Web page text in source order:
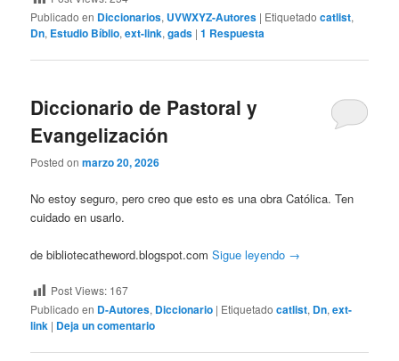
Publicado en Diccionarios, UVWXYZ-Autores | Etiquetado catlist,
Dn, Estudio Bíblio,ext-link,gads |1 Respuesta
Diccionario de Pastoral y
Evangelización
Posted onmarzo 20, 2026
No estoy seguro, pero creo que esto es una obra Católica. Ten
cuidado en usarlo.
de bibliotecatheword.blogspot.comSigue leyendo →
Post Views: 167
Publicado en D-Autores, Diccionario | Etiquetado catlist, Dn,ext-
link | Deja un comentario